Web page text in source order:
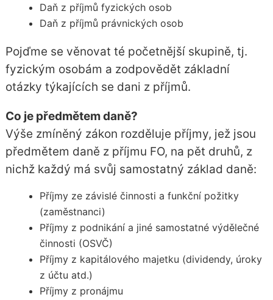
Daň z příjmů fyzických osob
Daň z příjmů právnických osob
Pojďme se věnovat té početnější skupině, tj.
fyzickým osobám a zodpovědět základní
otázky týkajících se dani z příjmů.
Co je předmětem daně?
Výše zmíněný zákon rozděluje příjmy, jež jsou
předmětem daně z příjmu FO, na pět druhů, z
nichž každý má svůj samostatný základ daně:
Příjmy ze závislé činnosti a funkční požitky
(zaměstnanci)
Příjmy z podnikání a jiné samostatné výdělečné
činnosti (OSVČ)
Příjmy z kapitálového majetku (dividendy, úroky
z účtu atd.)
Příjmy z pronájmu